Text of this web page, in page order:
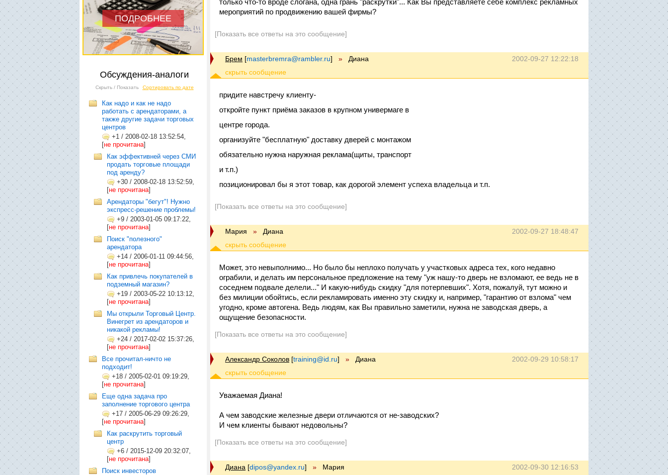
ПОДРОБНЕЕ
Обсуждения-аналоги
Скрыть / Показать Сортировать по дате
Как надо и как не надо
работать с арендаторами, а
также другие задачи торговых
центров
+1 / 2008-02-18 13:52:54,
[не прочитана]
Как эффективней через СМИ
продать торговые площади
под аренду?
+30 / 2008-02-18 13:52:59,
[не прочитана]
Арендаторы "бегут"! Нужно
экспресс-решение проблемы!
+9 / 2003-01-05 09:17:22,
[не прочитана]
Поиск "полезного"
арендатора
+14 / 2006-01-11 09:44:56,
[не прочитана]
Как привлечь покупателей в
подземный магазин?
+19 / 2003-05-22 10:13:12,
[не прочитана]
Мы открыли Торговый Центр.
Винегрет из арендаторов и
никакой рекламы!
+24 / 2017-02-02 15:37:26,
[не прочитана]
Все прочитал-ничто не
подходит!
+18 / 2005-02-01 09:19:29,
[не прочитана]
Еще одна задача про
заполнение торгового центра
+17 / 2005-06-29 09:26:29,
[не прочитана]
Как раскрутить торговый
центр
+6 / 2015-12-09 20:32:07,
[не прочитана]
Поиск инвесторов
только что-то вроде слогана, одна грань "раскрутки"... Как Вы представляете себе комплекс рекламных
мероприятий по продвижению вашей фирмы?
[Показать все ответы на это сообщение]
2002-09-27 12:22:18
Брем [masterbremra@rambler.ru] » Диана
придите навстречу клиенту-
откройте пункт приёма заказов в крупном универмаге в
центре города.
организуйте "бесплатную" доставку дверей с монтажом
обязательно нужна наружная реклама(щиты, транспорт
и т.п.)
позиционировал бы я этот товар, как дорогой элемент успеха владельца и т.п.
[Показать все ответы на это сообщение]
2002-09-27 18:48:47
Мария » Диана
Может, это невыполнимо... Но было бы неплохо получать у участковых адреса тех, кого недавно
ограбили, и делать им персональное предложение на тему "уж нашу-то дверь не взломают, ее ведь не в
соседнем подвале делели..." И какую-нибудь скидку "для потерпевших". Хотя, пожалуй, тут можно и
без милиции обойтись, если рекламировать именно эту скидку и, например, "гарантию от взлома" чем
угодно, кроме автогена. Ведь людям, как Вы правильно заметили, нужна не заводская дверь, а
ощущение безопасности.
[Показать все ответы на это сообщение]
2002-09-29 10:58:17
Александр Соколов [training@id.ru] » Диана
Уважаемая Диана!
А чем заводские железные двери отличаются от не-заводских?
И чем клиенты бывают недовольны?
[Показать все ответы на это сообщение]
2002-09-30 12:16:53
Диана [dipos@yandex.ru] » Мария